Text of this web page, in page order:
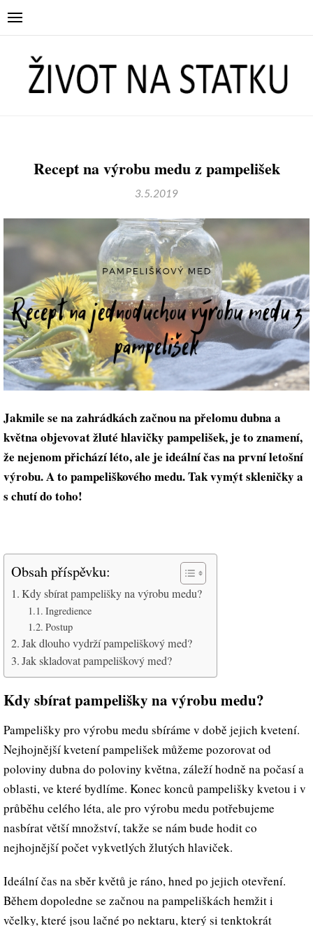
Recept na výrobu medu z pampelišek
3.5.2019
Jakmile se na zahrádkách začnou na přelomu dubna a
května objevovat žluté hlavičky pampelišek, je to znamení,
že nejenom přichází léto, ale je ideální čas na první letošní
výrobu. A to pampeliškového medu. Tak vymýt skleničky a
s chutí do toho!
Obsah příspěvku:
Kdy sbírat pampelišky na výrobu medu?
Ingredience
Postup
Jak dlouho vydrží pampeliškový med?
Jak skladovat pampeliškový med?
Kdy sbírat pampelišky na výrobu medu?
Pampelišky pro výrobu medu sbíráme v době jejich kvetení.
Nejhojnější kvetení pampelišek můžeme pozorovat od
poloviny dubna do poloviny května, záleží hodně na počasí a
oblasti, ve které bydlíme. Konec konců pampelišky kvetou i v
průběhu celého léta, ale pro výrobu medu potřebujeme
nasbírat větší množství, takže se nám bude hodit co
nejhojnější počet vykvetlých žlutých hlaviček.
Ideální čas na sběr květů je ráno, hned po jejich otevření.
Během dopoledne se začnou na pampeliškách hemžit i
včelky, které jsou lačné po nektaru, který si tenktokrát